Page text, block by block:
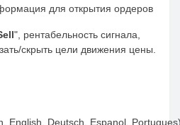
для открытия ордеров
", рентабельность сигнала,
скрыть цели движения цены.
English, Deutsch, Espanol,